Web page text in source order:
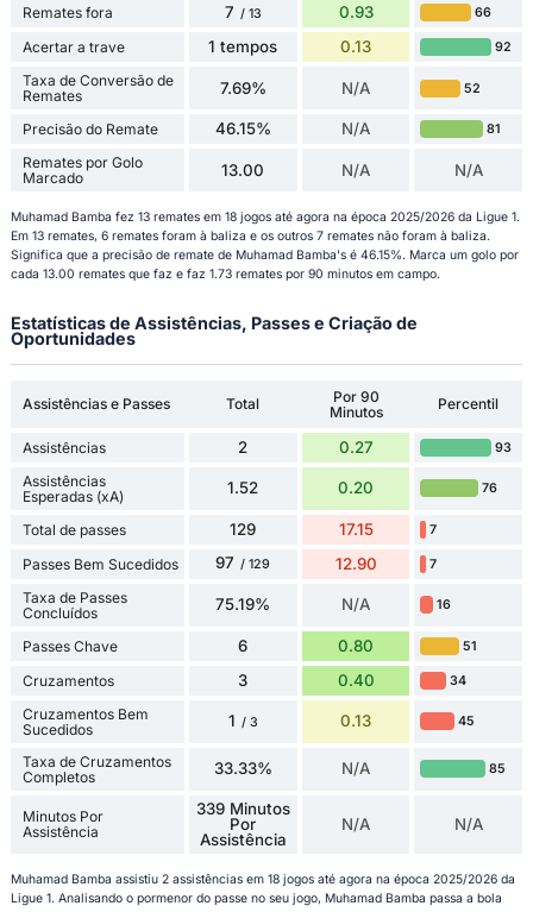
Remates fora 7 / 13 0.93 66
Acertar a trave 1 tempos 0.13 92
Taxa de Conversão de
Remates
7.69% N/A 52
Precisão do Remate 46.15% N/A 81
Remates por Golo
Marcado
13.00 N/A N/A
Muhamad Bamba fez 13 remates em 18 jogos até agora na época 2025/2026 da Ligue 1.
Em 13 remates, 6 remates foram à baliza e os outros 7 remates não foram à baliza.
Significa que a precisão de remate de Muhamad Bamba's é 46.15%. Marca um golo por
cada 13.00 remates que faz e faz 1.73 remates por 90 minutos em campo.
Estatísticas de Assistências, Passes e Criação de
Oportunidades
Assistências e Passes Total
Por 90
Minutos
Percentil
Assistências 2 0.27 93
Assistências
Esperadas (xA)
1.52 0.20 76
Total de passes 129 17.15 7
Passes Bem Sucedidos 97 / 129 12.90 7
Taxa de Passes
Concluídos
75.19% N/A 16
Passes Chave 6 0.80 51
Cruzamentos 3 0.40 34
Cruzamentos Bem
Sucedidos
1 / 3 0.13 45
Taxa de Cruzamentos
Completos
33.33% N/A 85
Minutos Por
Assistência
339 Minutos
Por
Assistência
N/A N/A
Muhamad Bamba assistiu 2 assistências em 18 jogos até agora na época 2025/2026 da
Ligue 1. Analisando o pormenor do passe no seu jogo, Muhamad Bamba passa a bola